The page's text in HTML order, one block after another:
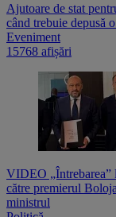
Ajutoare de stat
când trebuie depusă
Eveniment
15768 afișări
VIDEO „Întrebarea”
către premierul
ministrul